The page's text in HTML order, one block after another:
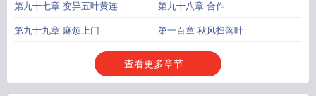
第九十七章 变异五叶黄连 第九十八章 合作
第九十九章 麻烦上门 第一百章 秋风扫落叶
查看更多章节...